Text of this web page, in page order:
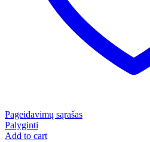
Pageidavimų sąrašas
Palyginti
Add to cart